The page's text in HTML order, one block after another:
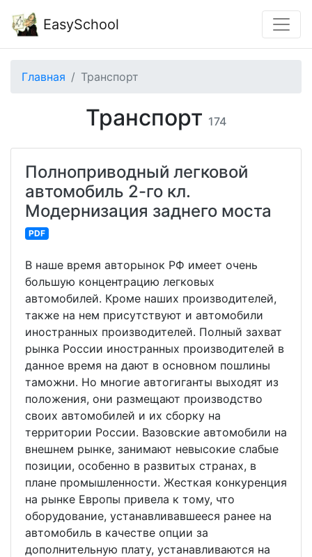
EasySchool
Главная Транспорт
Транспорт 174
Полноприводный легковой
автомобиль 2-го кл.
Модернизация заднего моста
PDF
В наше время авторынок РФ имеет очень
большую концентрацию легковых
автомобилей. Кроме наших производителей,
также на нем присутствуют и автомобили
иностранных производителей. Полный захват
рынка России иностранных производителей в
данное время на дают в основном пошлины
таможни. Но многие автогиганты выходят из
положения, они размещают производство
своих автомобилей и их сборку на
территории России. Вазовские автомобили на
внешнем рынке, занимают невысокие слабые
позиции, особенно в развитых странах, в
плане промышленности. Жесткая конкуренция
на рынке Европы привела к тому, что
оборудование, устанавливавшееся ранее на
автомобиль в качестве опции за
дополнительную плату, устанавливаются на